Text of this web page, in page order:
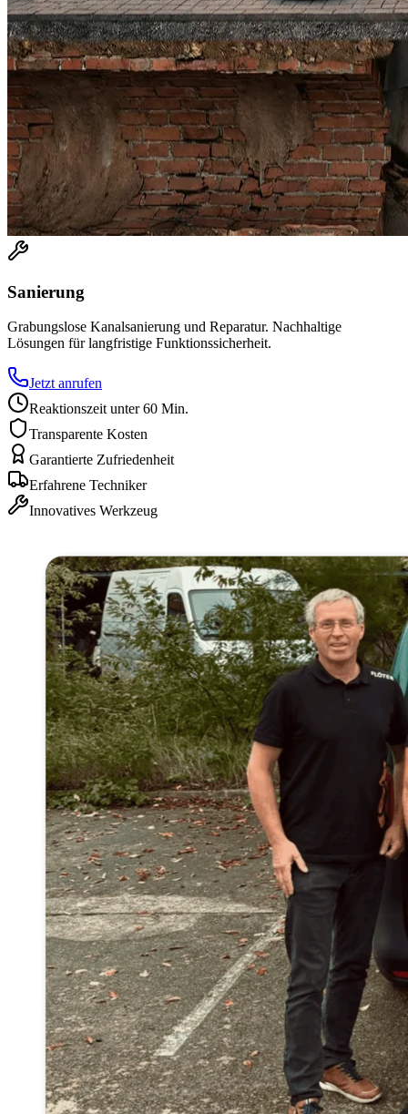
Sanierung
Grabungslose Kanalsanierung und Reparatur. Nachhaltige
Lösungen für langfristige Funktionssicherheit.
Jetzt anrufen
Reaktionszeit unter 60 Min.
Transparente Kosten
Garantierte Zufriedenheit
Erfahrene Techniker
Innovatives Werkzeug